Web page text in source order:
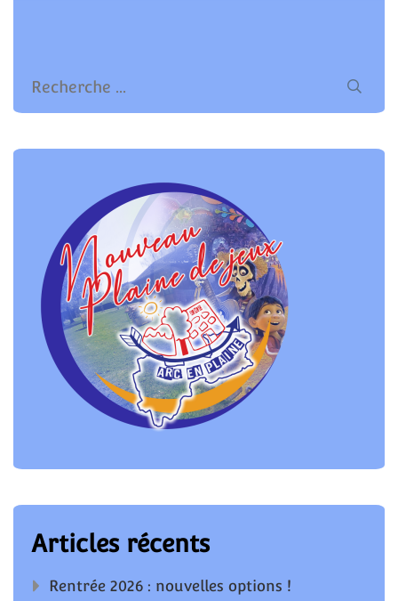
Articles récents
Rentrée 2026 : nouvelles options !